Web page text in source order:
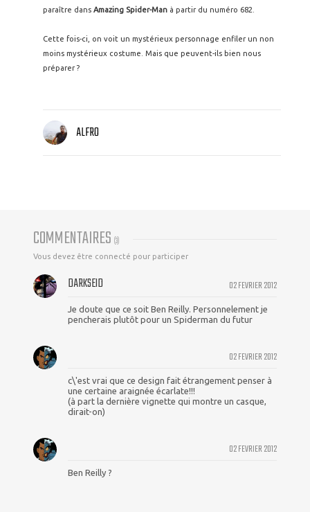
paraître dans Amazing Spider-Man à partir du numéro 682.
Cette fois-ci, on voit un mystérieux personnage enfiler un non
moins mystérieux costume. Mais que peuvent-ils bien nous
préparer ?
ALFRO
COMMENTAIRES (3)
Vous devez être connecté pour participer
02 FEVRIER 2012
DARKSEID
Je doute que ce soit Ben Reilly. Personnelement je
pencherais plutôt pour un Spiderman du futur
02 FEVRIER 2012
c\'est vrai que ce design fait étrangement penser à
une certaine araignée écarlate!!!
(à part la dernière vignette qui montre un casque,
dirait-on)
02 FEVRIER 2012
Ben Reilly ?